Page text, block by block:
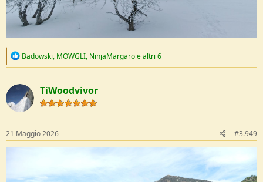
R
e
c
t
i
o
s
:
Badowski, MOWGLI, NinjaMargaroe altri 6
TiWoodvivor
21 Maggio 2026 #3.949